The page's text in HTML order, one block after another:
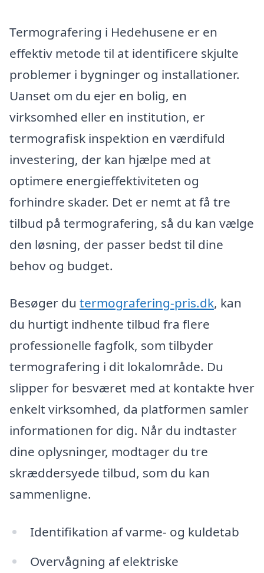
Termografering i Hedehusene er en
effektiv metode til at identificere skjulte
problemer i bygninger og installationer.
Uanset om du ejer en bolig, en
virksomhed eller en institution, er
termografisk inspektion en værdifuld
investering, der kan hjælpe med at
optimere energieffektiviteten og
forhindre skader. Det er nemt at få tre
tilbud på termografering, så du kan vælge
den løsning, der passer bedst til dine
behov og budget.
Besøger du termografering-pris.dk, kan
du hurtigt indhente tilbud fra flere
professionelle fagfolk, som tilbyder
termografering i dit lokalområde. Du
slipper for besværet med at kontakte hver
enkelt virksomhed, da platformen samler
informationen for dig. Når du indtaster
dine oplysninger, modtager du tre
skræddersyede tilbud, som du kan
sammenligne.
Identifikation af varme- og kuldetab
Overvågning af elektriske